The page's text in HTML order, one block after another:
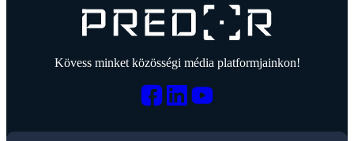
Kövess minket közösségi média platformjainkon!